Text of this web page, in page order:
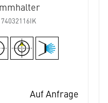
Auf Anfrage